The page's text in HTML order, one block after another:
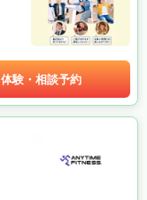
体験・相談予約